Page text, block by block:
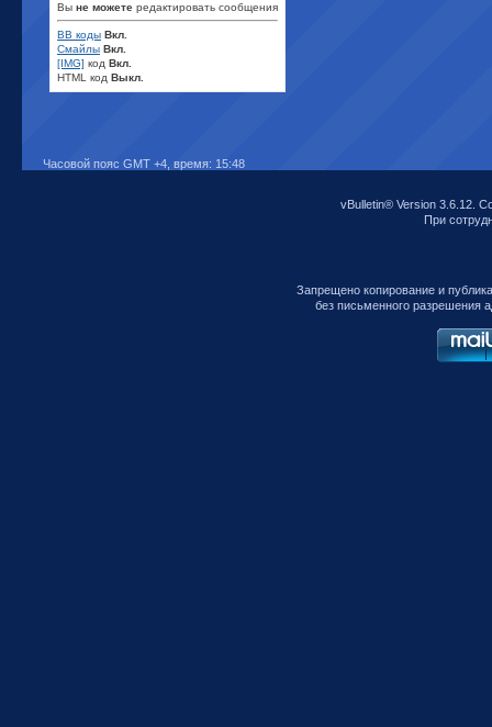
Вы не можете редактировать сообщения
BB коды Вкл.
Смайлы Вкл.
[IMG] код Вкл.
HTML код Выкл.
Часовой пояс GMT +4, время: 15:48
vBulletin® Version 3.6.12.
При
Запрещено копирование и
без письменного разрешения